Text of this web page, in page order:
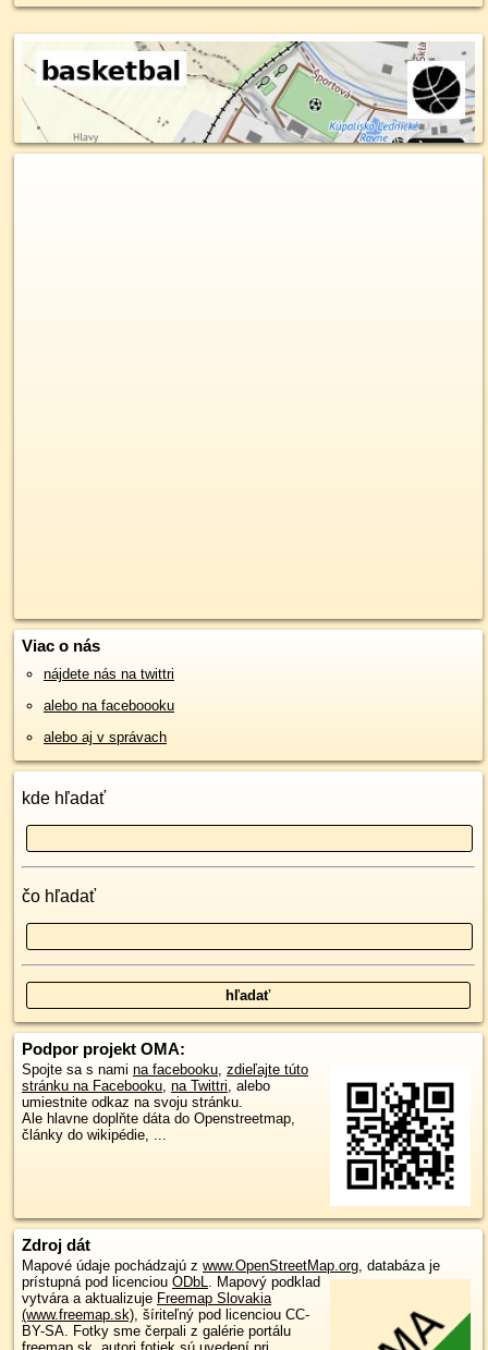
Viac o nás
nájdete nás na twittri
alebo na faceboooku
alebo aj v správach
kde hľadať
čo hľadať
Podpor projekt OMA:
Spojte sa s nami na facebooku, zdieľajte túto
stránku na Facebooku, na Twittri, alebo
umiestnite odkaz na svoju stránku.
Ale hlavne doplňte dáta do Openstreetmap,
články do wikipédie, ...
Zdroj dát
Mapové údaje pochádzajú z www.OpenStreetMap.org, databáza je
prístupná pod licenciou ODbL. Mapový podklad
vytvára a aktualizuje Freemap Slovakia
(www.freemap.sk), šíriteľný pod licenciou CC-
BY-SA. Fotky sme čerpali z galérie portálu